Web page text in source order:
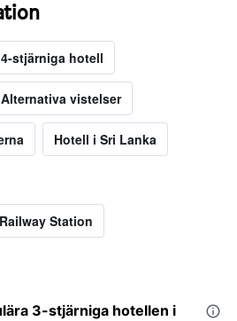
4-stjärniga hotell
Alternativa vistelser
Hotell i Sri Lanka
Station
3-stjärniga hotellen i